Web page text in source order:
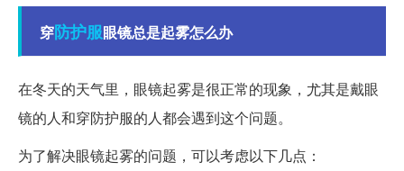
穿防护服眼镜总是起雾怎么办
在冬天的天气里，眼镜起雾是很正常的现象，尤其是戴眼
镜的人和穿防护服的人都会遇到这个问题。
为了解决眼镜起雾的问题，可以考虑以下几点：